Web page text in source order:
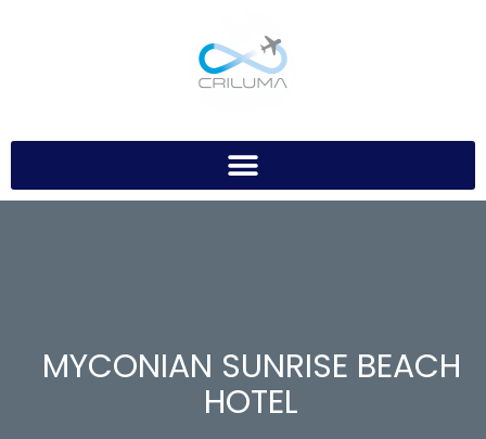
MYCONIAN SUNRISE BEACH
HOTEL